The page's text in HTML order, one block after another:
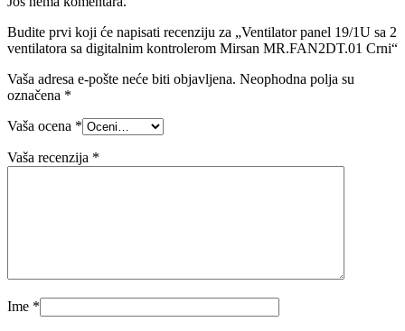
Budite prvi koji će napisati recenziju za „Ventilator panel 19/1U sa 2
ventilatora sa digitalnim kontrolerom Mirsan MR.FAN2DT.01 Crni“
Vaša adresa e-pošte neće biti objavljena. Neophodna polja su
označena *
Vaša ocena *
Vaša recenzija *
Ime *